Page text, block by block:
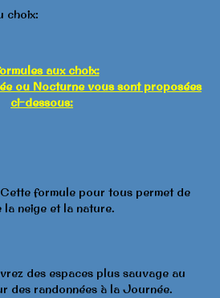
choix:
aux choix:
ou Nocturne vous sont proposées
ci-dessous:
Cette formule pour tous permet de
la neige et la nature.
des espaces plus sauvage au
des randonnées à la Journée.